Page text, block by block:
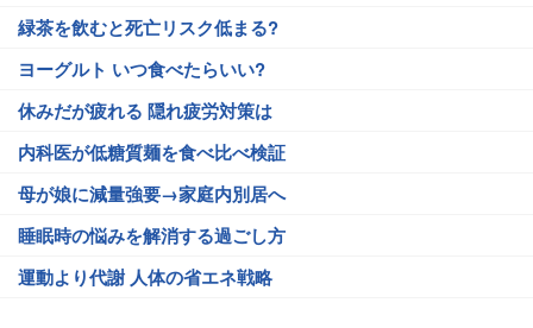
緑茶を飲むと死亡リスク低まる?
ヨーグルト いつ食べたらいい?
休みだが疲れる 隠れ疲労対策は
内科医が低糖質麺を食べ比べ検証
母が娘に減量強要→家庭内別居へ
睡眠時の悩みを解消する過ごし方
運動より代謝 人体の省エネ戦略